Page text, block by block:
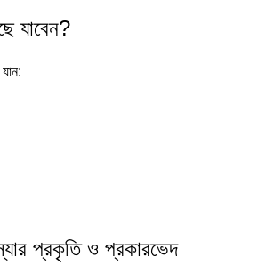
যাবেন?
প্রকৃতি ও প্রকারভেদ